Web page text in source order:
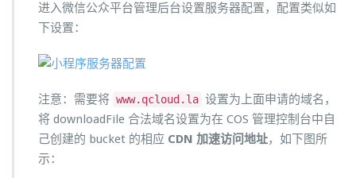
进入微信公众平台管理后台设置服务器配置，配置类似如
下设置：
注意：需要将 www.qcloud.la 设置为上面申请的域名，
将 downloadFile 合法域名设置为在 COS 管理控制台中自
己创建的 bucket 的相应 CDN 加速访问地址，如下图所
示：